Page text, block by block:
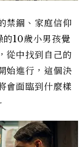
禁錮、家庭信仰
10歲小男孩覺
從中找到自己的
始進行，這個決
會面臨到什麼樣